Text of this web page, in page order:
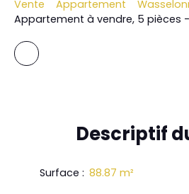
Vente Appartement
Appartement à vendre, 5 pièces -
Descriptif
Surface : 88.87 m²